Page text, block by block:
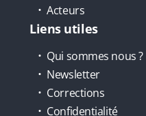
Acteurs
Liens utiles
Qui sommes nous ?
Newsletter
Corrections
Confidentialité